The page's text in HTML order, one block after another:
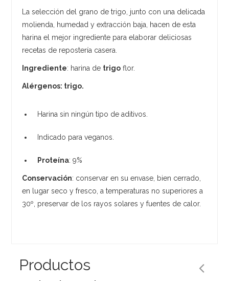
La selección del grano de trigo, junto con una delicada
molienda, humedad y extracción baja, hacen de esta
harina el mejor ingrediente para elaborar deliciosas
recetas de repostería casera.
Ingrediente: harina de trigo flor.
Alérgenos: trigo.
Harina sin ningún tipo de aditivos.
Indicado para veganos.
Proteína: 9%
Conservación: conservar en su envase, bien cerrado,
en lugar seco y fresco, a temperaturas no superiores a
30º, preservar de los rayos solares y fuentes de calor.
Productos